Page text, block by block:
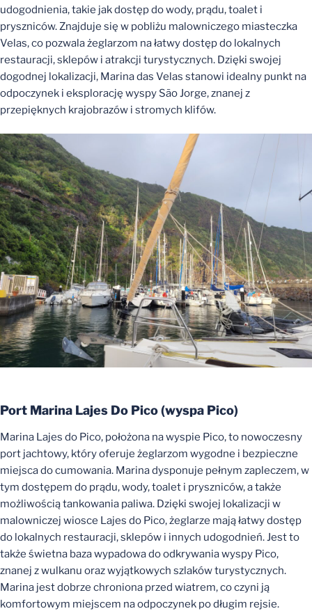
udogodnienia, takie jak dostęp do wody, prądu, toalet i
pryszniców. Znajduje się w pobliżu malowniczego miasteczka
Velas, co pozwala żeglarzom na łatwy dostęp do lokalnych
restauracji, sklepów i atrakcji turystycznych. Dzięki swojej
dogodnej lokalizacji, Marina das Velas stanowi idealny punkt na
odpoczynek i eksplorację wyspy São Jorge, znanej z
przepięknych krajobrazów i stromych klifów.
Port Marina Lajes Do Pico (wyspa Pico)
Marina Lajes do Pico, położona na wyspie Pico, to nowoczesny
port jachtowy, który oferuje żeglarzom wygodne i bezpieczne
miejsca do cumowania. Marina dysponuje pełnym zapleczem, w
tym dostępem do prądu, wody, toalet i pryszniców, a także
możliwością tankowania paliwa. Dzięki swojej lokalizacji w
malowniczej wiosce Lajes do Pico, żeglarze mają łatwy dostęp
do lokalnych restauracji, sklepów i innych udogodnień. Jest to
także świetna baza wypadowa do odkrywania wyspy Pico,
znanej z wulkanu oraz wyjątkowych szlaków turystycznych.
Marina jest dobrze chroniona przed wiatrem, co czyni ją
komfortowym miejscem na odpoczynek po długim rejsie.